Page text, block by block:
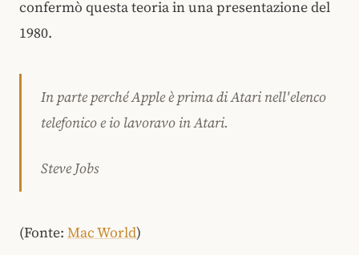
confermò questa teoria in una presentazione del
1980.
In parte perché Apple è prima di Atari nell'elenco
telefonico e io lavoravo in Atari.
Steve Jobs
(Fonte: Mac World)